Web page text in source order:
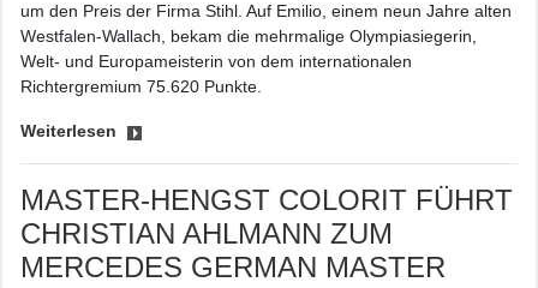
um den Preis der Firma Stihl. Auf Emilio, einem neun Jahre alten
Westfalen-Wallach, bekam die mehrmalige Olympiasiegerin,
Welt- und Europameisterin von dem internationalen
Richtergremium 75.620 Punkte.
Weiterlesen
MASTER-HENGST COLORIT FÜHRT
CHRISTIAN AHLMANN ZUM
MERCEDES GERMAN MASTER